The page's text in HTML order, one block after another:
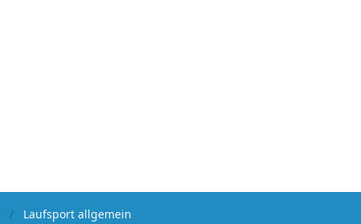
Laufsport allgemein